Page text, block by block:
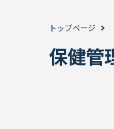
トップページ
保健管